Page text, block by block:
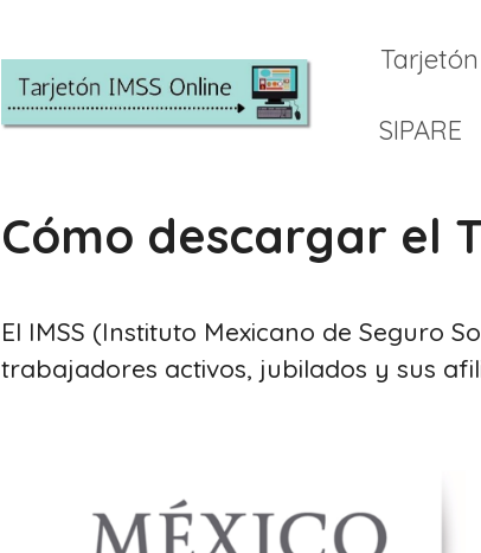
Tarjetón
SIPARE
Cómo descargar el
El IMSS (Instituto Mexicano de Seguro
trabajadores activos, jubilados y sus